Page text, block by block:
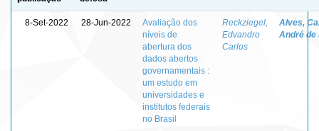
8-Set-2022 28-Jun-2022
Avaliação dos
níveis de
abertura dos
dados abertos
governamentais :
um estudo em
universidades e
institutos federais
no Brasil
Reckziegel,
Edvandro
Carlos
Alves,
André de